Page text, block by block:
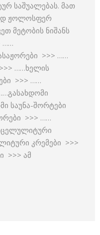
საშუალებას. მათ
ჟოლოსფერ
მეტობის ნიშანს
……
>>> ……
……ხელის
>>> ……
საუნა-შორტები
>>> ……
კრემები >>>
>>> ამ